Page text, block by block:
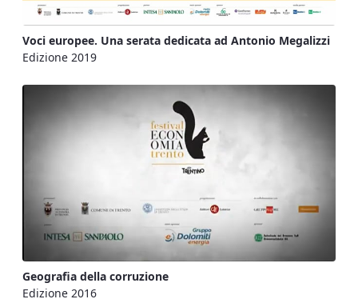
Voci europee. Una serata dedicata ad Antonio Megalizzi
Edizione 2019
Geografia della corruzione
Edizione 2016